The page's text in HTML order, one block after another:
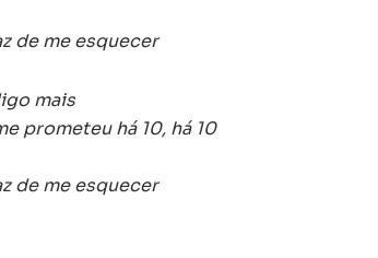
de me esquecer
mais
prometeu há 10, há 10
de me esquecer